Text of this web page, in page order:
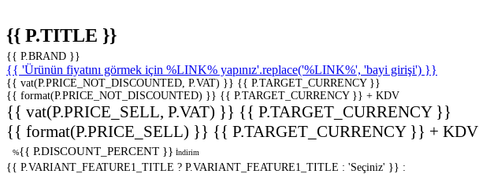
{{ P.TITLE }}
{{ P.BRAND }}
{{ 'Ürünün fiyatını görmek için %LINK% yapınız'.replace('%LINK%', 'bayi girişi') }}
{{ vat(P.PRICE_NOT_DISCOUNTED, P.VAT) }} {{ P.TARGET_CURRENCY }}
{{ format(P.PRICE_NOT_DISCOUNTED) }} {{ P.TARGET_CURRENCY }} + KDV
{{ vat(P.PRICE_SELL, P.VAT) }} {{ P.TARGET_CURRENCY }}
{{ format(P.PRICE_SELL) }} {{ P.TARGET_CURRENCY }} + KDV
%{{ P.DISCOUNT_PERCENT }} İndirim
{{ P.VARIANT_FEATURE1_TITLE ? P.VARIANT_FEATURE1_TITLE : 'Seçiniz' }} :